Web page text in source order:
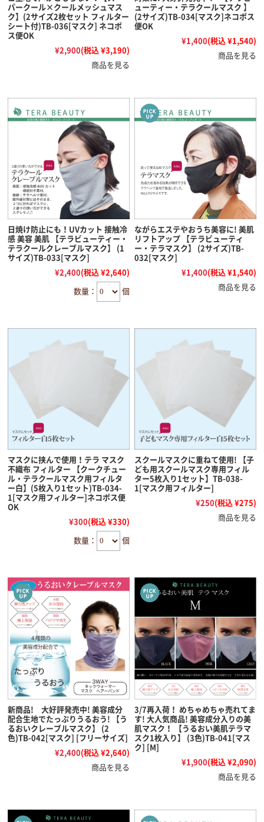
パークール×クールメッシュマス
ク】(2サイズ2枚セット フィルター
シート付)TB-036[マスク] ネコポ
ス便OK
¥2,900(税込 ¥3,190)
商品を見る
ューティー・テラクールマスク 】
(2サイズ)TB-034[マスク]ネコポス
便OK
¥1,400(税込 ¥1,540)
商品を見る
日焼け防止にも！UVカット 接触冷
感 美容 美肌 【テラビューティー・
テラクールクレーブルマスク】 (1
サイズ)TB-033[マスク]
¥2,400(税込 ¥2,640)
数量： 個
ながらエステやおうち美容に! 美肌
リフトアップ 【テラビューティ
ー・テラマスク】 (2サイズ)TB-
032[マスク]
¥1,400(税込 ¥1,540)
商品を見る
マスクに挟んで使用！テラ マスク
不織布 フィルター 【クークチュー
ル・テラクールマスク用フィルタ
ー白】(5枚入り1セット)TB-034-
1[マスク用フィルター]ネコポス便
OK
¥300(税込 ¥330)
数量： 個
スクールマスクに重ねて使用! 【子
ども用スクールマスク専用フィル
ター5枚入り1セット】TB-038-
1[マスク用フィルター]
¥250(税込 ¥275)
商品を見る
新商品! 大好評発売中! 美容成分
配合生地でたっぷりうるおう! 【う
るおいクレーブルマスク】 (2
色)TB-042[マスク] [フリーサイズ]
¥2,400(税込 ¥2,640)
商品を見る
3/7再入荷！ めちゃめちゃ売れてま
す! 大人気商品! 美容成分入りの美
肌マスク！ 【うるおい美肌テラマ
スク1枚入り】 (3色)TB-041[マス
ク] [M]
¥1,900(税込 ¥2,090)
商品を見る